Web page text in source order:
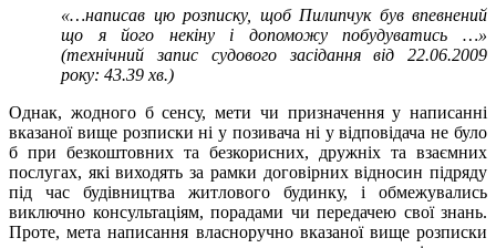
«…написав цю розписку, щоб Пилипчук був впевнений
що я його некіну і допоможу побудуватись …»
(технічний запис судового засідання від 22.06.2009
року: 43.39 хв.)
Однак, жодного б сенсу, мети чи призначення у написанні
вказаної вище розписки ні у позивача ні у відповідача не було
б при безкоштовних та безкорисних, дружніх та взаємних
послугах, які виходять за рамки договірних відносин підряду
під час будівництва житлового будинку, і обмежувались
виключно консультаціям, порадами чи передачею свої знань.
Проте, мета написання власноручно вказаної вище розписки